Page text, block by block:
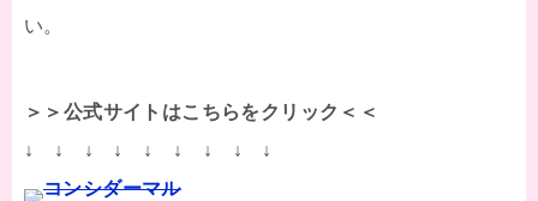
い。
＞＞公式サイトはこちらをクリック＜＜
↓ ↓ ↓ ↓ ↓ ↓ ↓ ↓ ↓
コンシダーマル